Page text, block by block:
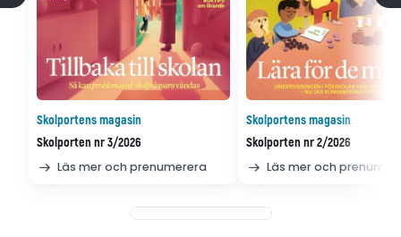
Skolportens magasin
Skolporten nr 3/2026
Läs mer och prenumerera
Skolportens magasin
Skolporten nr 2/2026
Läs mer och